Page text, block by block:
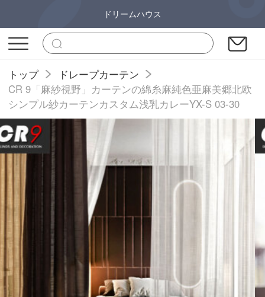
ドリームハウス
トップ
ドレープカーテン
CR 9「麻紗視野」カーテンの綿糸麻純色亜麻美郷北欧
シンプル紗カーテンカスタム浅乳カレーYX-S 03-30